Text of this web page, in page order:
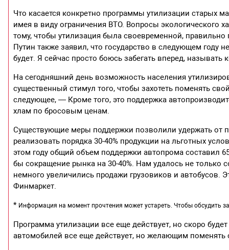
Что касается конкретно программы утилизации старых
имея в виду ограничения ВТО. Вопросы экологического
тому, чтобы утилизация была своевременной,
Путин также заявил, что государство в следующем году
будет. Я сейчас просто боюсь забегать вперед,
На сегодняшний день возможность населения
существенный стимул того, чтобы захотеть поменять
следующее, — Кроме того, это поддержка
хлам по бросовым ценам.
Существующие меры поддержки позволили удержать от
реализовать порядка 30-40% продукции на льготных
этом году общий объем поддержки автопрома составил
бы сокращение рынка на 30-40%. Нам удалось не только
немного увеличились продажи грузовиков и автобусов.
Финмаркет.
* Информация на момент прочтения может устареть. Чтобы обсудить
Программа утилизации все еще действует, но скоро
автомобилей все еще действует, но желающим